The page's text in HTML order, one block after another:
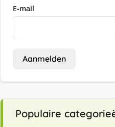
E-mail
Aanmelden
Populaire